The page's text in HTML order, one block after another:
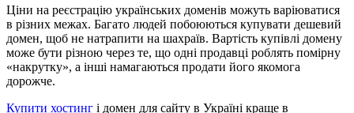
Ціни на реєстрацію українських доменів можуть варіюватися
в різних межах. Багато людей побоюються купувати дешевий
домен, щоб не натрапити на шахраїв. Вартість купівлі домену
може бути різною через те, що одні продавці роблять помірну
«накрутку», а інші намагаються продати його якомога
дорожче.
Купити хостинг і домен для сайту в Україні краще в